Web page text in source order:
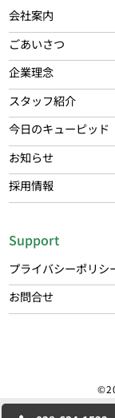
会社案内
ごあいさつ
企業理念
スタッフ紹介
今日のキューピッド
お知らせ
採用情報
Support
プライバシーポリシ
お問合せ